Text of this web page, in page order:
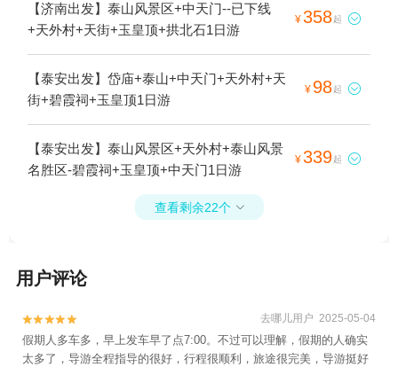
【济南出发】泰山风景区+中天门--已下线
+天外村+天街+玉皇顶+拱北石1日游
¥358起 
【泰安出发】岱庙+泰山+中天门+天外村+天
街+碧霞祠+玉皇顶1日游
¥ 98起 
【泰安出发】泰山风景区+天外村+泰山风景
名胜区-碧霞祠+玉皇顶+中天门1日游
¥339起 
查看剩余22个 
用户评论

 去哪儿用户 2025-05-04
假期人多车多，早上发车早了点7:00。不过可以理解，假期的人确实
太多了，导游全程指导的很好，行程很顺利，旅途很完美，导游挺好